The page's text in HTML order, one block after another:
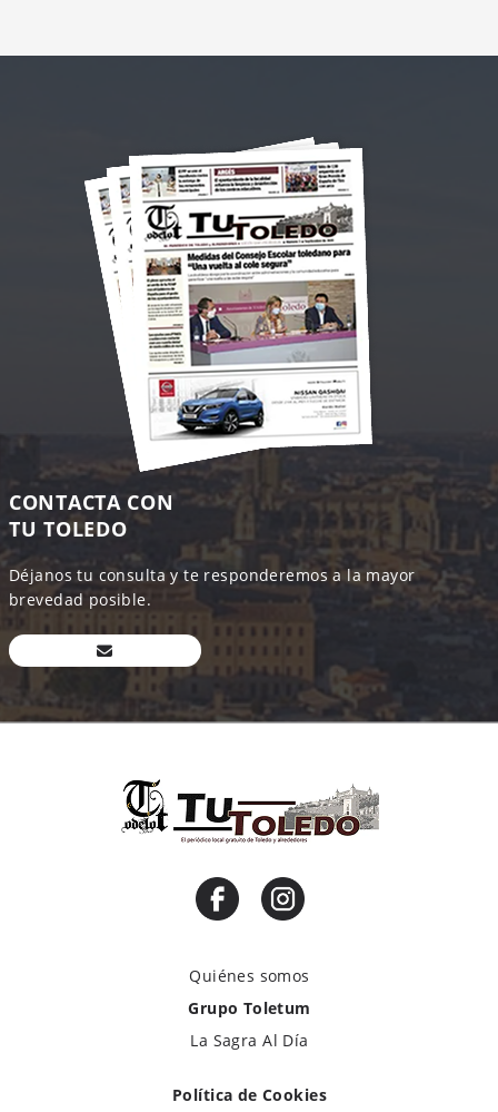
CONTACTA CON
TU TOLEDO
Déjanos tu consulta y te responderemos a la mayor
brevedad posible.
Quiénes somos
Grupo Toletum
La Sagra Al Día
Política de Cookies